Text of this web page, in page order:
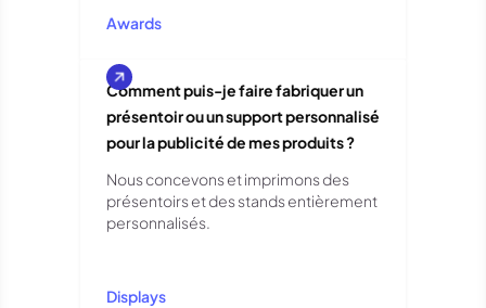
Awards
Comment puis-je faire fabriquer un
présentoir ou un support personnalisé
pour la publicité de mes produits ?
Nous concevons et imprimons des
présentoirs et des stands entièrement
personnalisés.
Displays